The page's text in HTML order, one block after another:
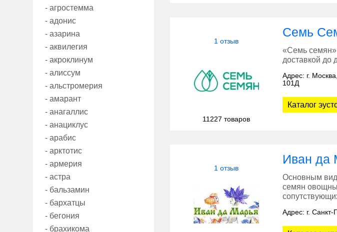
- агростемма
- адонис
- азарина
- аквилегия
- акроклинум
- алиссум
- альстромерия
- амарант
- анагаллис
- анациклус
- арабис
- арктотис
- армерия
- астра
- бальзамин
- бархатцы
- бегония
- брахикома
1 отзыв
11227 товаров
Семь
«Семь семян»
доставкой до
Адрес: г.
101Д
Каталог
1 отзыв
Иван да
Основным
семян
Адрес: г.